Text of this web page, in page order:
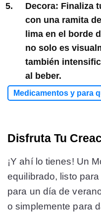
Decora: Finaliza
con una ramita
lima en el borde
no solo es
también
al beber.
Medicamentos y para
Disfruta Tu
¡Y ahí lo tienes! Un
equilibrado, listo
para un día de
o simplemente para